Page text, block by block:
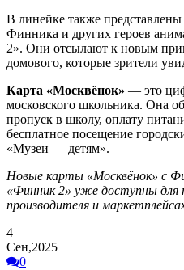
В линейке также
Финника и других героев
2». Они отсылают к новым
домового, которые зрители
Карта «Москвёнок» — это
московского школьника. Она
пропуск в школу, оплату
бесплатное посещение
«Музеи — детям».
Новые карты «Москвёнок» с
«Финник 2» уже доступны для
производителя и
4
Сен,2025
0